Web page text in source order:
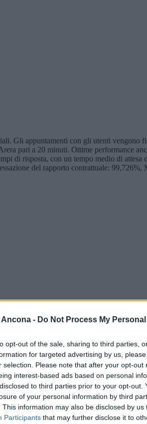
- Do Not Process My
opt-out of the sale, sharing to third parties,
for targeted advertising by us,
selection. Please note that after your opt-out
interest-based ads based on personal
to third parties prior to your opt-out.
of your personal information by third
This information may also be disclosed by
Participants that may further disclose it to
Gli appuntamenti con gli utenti vengono
pari a 20 minuti. Ottime performance
di risposta, con un tempo medio di
del rapporto contrattuale:
dal sistema regolatorio nazionale,
il biennio 2022-2023, un riconoscimento
per il biennio 2024-2025 gli obiettivi
2027.